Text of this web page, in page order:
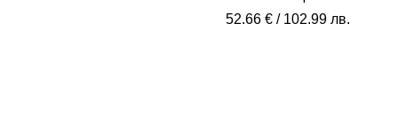
52.66 €/ 102.99 лв.